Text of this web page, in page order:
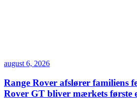
august 6, 2026
Range Rover afslører familiens
Rover GT bliver mærkets første